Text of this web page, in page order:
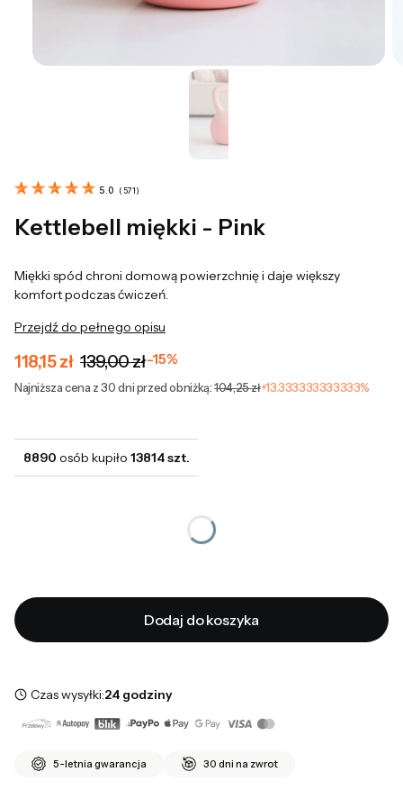
5.0 ( 571 )
Kettlebell miękki - Pink
Miękki spód chroni domową powierzchnię i daje większy
komfort podczas ćwiczeń.
Przejdź do pełnego opisu
118,15 zł 139,00 zł-15%
Najniższa cena z 30 dni przed obniżką: 104,25 zł+13.333333333333%
8890 osób kupiło 13814 szt.
Dodaj do koszyka
Czas wysyłki:24 godziny
5-letnia gwarancja 30 dni na zwrot